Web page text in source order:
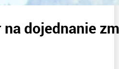
dojednanie